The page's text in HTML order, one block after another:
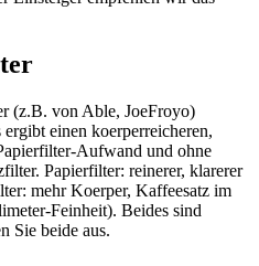
(z.B. von Able, JoeFroyo)
einen koerperreicheren,
Aufwand und ohne
Papierfilter: reinerer, klarerer
mehr Koerper, Kaffeesatz im
Feinheit). Beides sind
Sie beide aus.